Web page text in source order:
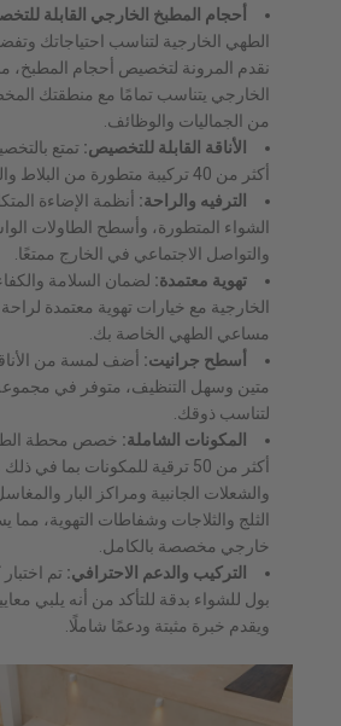
أحجام المطبخ الخارجي القابلة
الطهي الخارجية لتناسب احتياجاتك
نقدم المرونة لتخصيص أحجام
الخارجي يتناسب تمامًا مع منطقتك
من الجماليات والوظائف.
الأناقة القابلة للتخصيص: تمتع
أكثر من 40 تركيبة متطورة من البلاط والقاعدة
الترفيه والراحة: أنظمة الإضاءة
الشواء المتطورة، وأسطح الطاولات
والتواصل الاجتماعي في الخارج ممتعًا.
تهوية معتمدة: لضمان السلامة
الخارجية مع خيارات تهوية معتمدة لراحة
مساعي الطهي الخاصة بك.
أسطح جرانيت: أضف لمسة من
متين وسهل التنظيف، متوفر في
لتناسب ذوقك.
المكونات الشاملة: خصص محطة
أكثر من 50 ترقية للمكونات بما
والشعلات الجانبية ومراكز البار
الثلج والثلاجات وشفاطات التهوية،
خارجي مخصصة بالكامل.
التركيب والدعم الاحترافي: تم
بول للشواء بدقة للتأكد من أنه يلبي
ويقدم خبرة مثبتة ودعمًا شاملًا.